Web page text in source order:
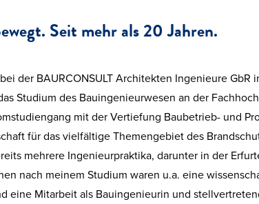
Seit mehr als 20 Jahren.
der BAURCONSULT Architekten Ingenieure GbR
Studium des Bauingenieurwesen an der
mit der Vertiefung Baubetrieb- und
für das vielfältige Themengebiet des
mehrere Ingenieurpraktika, darunter in der
nach meinem Studium waren u.a. eine
eine Mitarbeit als Bauingenieurin und